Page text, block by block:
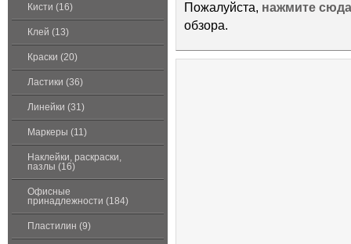
Кисти (16)
Клей (13)
Краски (20)
Ластики (36)
Линейки (31)
Маркеры (11)
Наклейки, раскраски,
пазлы (16)
Офисные
принадлежности (184)
Пластилин (9)
Пожалуйста, нажмите сюда
обзора.